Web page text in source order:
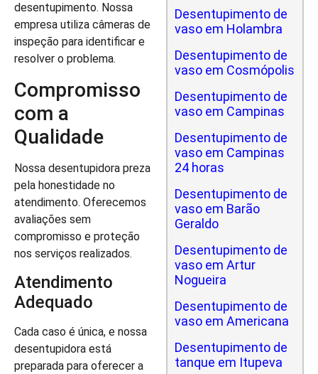
desentupimento. Nossa
empresa utiliza câmeras de
inspeção para identificar e
resolver o problema.
Compromisso
com a
Qualidade
Nossa desentupidora preza
pela honestidade no
atendimento. Oferecemos
avaliações sem
compromisso e proteção
nos serviços realizados.
Atendimento
Adequado
Cada caso é única, e nossa
desentupidora está
preparada para oferecer a
Desentupimento de
vaso em Holambra
Desentupimento de
vaso em Cosmópolis
Desentupimento de
vaso em Campinas
Desentupimento de
vaso em Campinas
24 horas
Desentupimento de
vaso em Barão
Geraldo
Desentupimento de
vaso em Artur
Nogueira
Desentupimento de
vaso em Americana
Desentupimento de
tanque em Itupeva